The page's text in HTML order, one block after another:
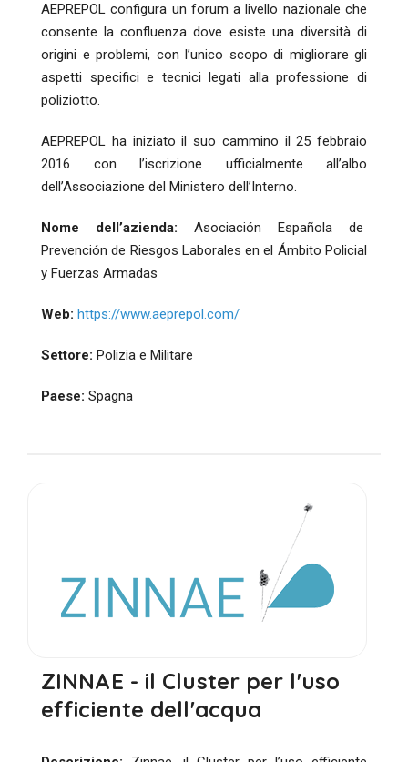
AEPREPOL configura un forum a livello nazionale che
consente la confluenza dove esiste una diversità di
origini e problemi, con l’unico scopo di migliorare gli
aspetti specifici e tecnici legati alla professione di
poliziotto.
AEPREPOL ha iniziato il suo cammino il 25 febbraio
2016 con l’iscrizione ufficialmente all’albo
dell’Associazione del Ministero dell’Interno.
Nome dell’azienda: Asociación Española de
Prevención de Riesgos Laborales en el Ámbito Policial
y Fuerzas Armadas
Web: https://www.aeprepol.com/
Settore: Polizia e Militare
Paese: Spagna
ZINNAE - il Cluster per l'uso
efficiente dell'acqua